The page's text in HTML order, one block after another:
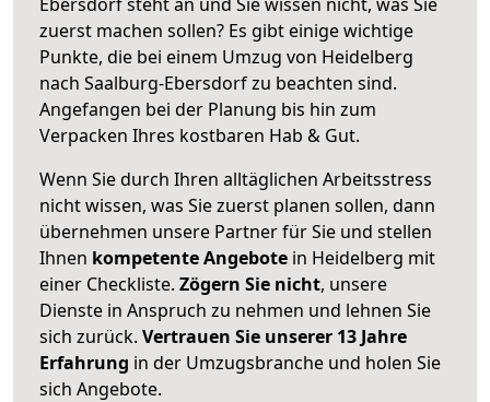
zuerst machen sollen? Es gibt einige wichtige
Punkte, die bei einem Umzug von Heidelberg
nach Saalburg-Ebersdorf zu beachten sind.
Angefangen bei der Planung bis hin zum
Verpacken Ihres kostbaren Hab & Gut.
Wenn Sie durch Ihren alltäglichen Arbeitsstress
nicht wissen, was Sie zuerst planen sollen, dann
übernehmen unsere Partner für Sie und stellen
Ihnen kompetente Angebote in Heidelberg mit
einer Checkliste. Zögern Sie nicht, unsere
Dienste in Anspruch zu nehmen und lehnen Sie
sich zurück. Vertrauen Sie unserer 13 Jahre
Erfahrung in der Umzugsbranche und holen Sie
sich Angebote.